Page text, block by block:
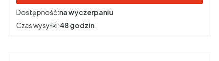
Dostępność:na wyczerpaniu
Czas wysyłki:48 godzin